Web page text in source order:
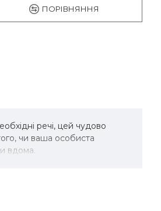
ПОРІВНЯННЯ
речі, цей чудово
чи ваша особиста
вдома.